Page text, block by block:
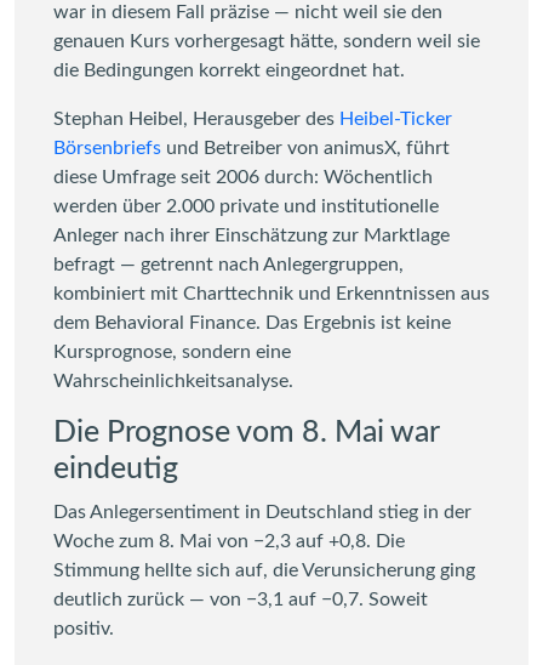
war in diesem Fall präzise — nicht weil sie den
genauen Kurs vorhergesagt hätte, sondern weil sie
die Bedingungen korrekt eingeordnet hat.
Stephan Heibel, Herausgeber des Heibel-Ticker
Börsenbriefs und Betreiber von animusX, führt
diese Umfrage seit 2006 durch: Wöchentlich
werden über 2.000 private und institutionelle
Anleger nach ihrer Einschätzung zur Marktlage
befragt — getrennt nach Anlegergruppen,
kombiniert mit Charttechnik und Erkenntnissen aus
dem Behavioral Finance. Das Ergebnis ist keine
Kursprognose, sondern eine
Wahrscheinlichkeitsanalyse.
Die Prognose vom 8. Mai war
eindeutig
Das Anlegersentiment in Deutschland stieg in der
Woche zum 8. Mai von −2,3 auf +0,8. Die
Stimmung hellte sich auf, die Verunsicherung ging
deutlich zurück — von −3,1 auf −0,7. Soweit
positiv.